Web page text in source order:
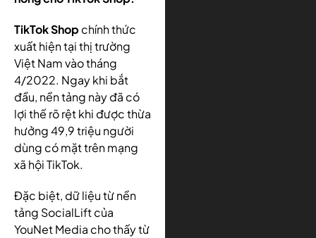
TikTok Shop chính thức
xuất hiện tại thị trường
Việt Nam vào tháng
4/2022. Ngay khi bắt
đầu, nền tảng này đã có
lợi thế rõ rệt khi được thừa
hưởng 49,9 triệu người
dùng có mặt trên mạng
xã hội TikTok.
Đặc biệt, dữ liệu từ nền
tảng SocialLift của
YouNet Media cho thấy từ